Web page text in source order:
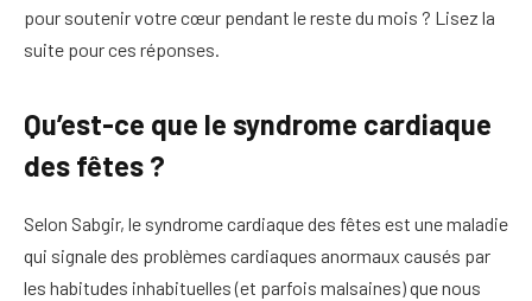
pour soutenir votre cœur pendant le reste du mois ? Lisez la
suite pour ces réponses.
Qu’est-ce que le syndrome cardiaque
des fêtes ?
Selon Sabgir, le syndrome cardiaque des fêtes est une maladie
qui signale des problèmes cardiaques anormaux causés par
les habitudes inhabituelles (et parfois malsaines) que nous